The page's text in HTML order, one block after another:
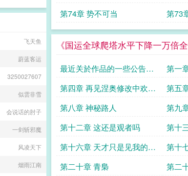
第74章 势不可当
第73
《国运全球爬塔水平下降一万倍
最近关於作品的一些公告
416
第一
第四章 再见涅奥修改中欢迎
提议
第五
第八章 神秘路人
第九
第十二章 这还是观者吗
第十
第十六章 天才只是见我的门
槛
第十
第二十章 青梟
第二
飞天鱼
蔚蓝客运
3250027607
似雲非雪
会说话的肘子
一剑斩邪魔
风凌天下
烟雨江南